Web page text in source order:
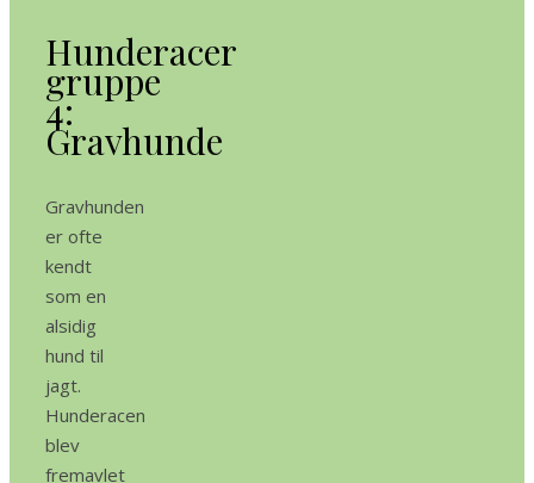
Hunderacer
gruppe
4:
Gravhunde
Gravhunden
er ofte
kendt
som en
alsidig
hund til
jagt.
Hunderacen
blev
fremavlet